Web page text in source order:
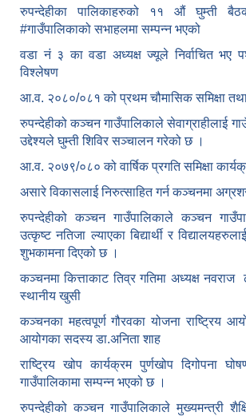
रुपन्देहीका पालिकाहरुको ११ औं घुम्ती
#गाउँपालिकाको सभाहलमा सम्पन्न भएको
वडा नं ३ का वडा अध्यक्ष ज्यूले निर्वाचित भए
विश्लेषण
आ.व. २०८०/०८१ को प्रथम चौमासिक समिक्षा
रुपन्देहीको कञ्चन गाउँपालिकाले सेवाग्राहीलाई
उद्देश्यले घुम्ती शिविर सञ्चालन गरेको छ ।
आ.व. २०७९/०८० को वार्षिक प्रगति समिक्षा
असारे विकासलाई निरुत्साहित गर्न कञ्चनमा
रुपन्देहीको कञ्चन गाउँपालिकाले कञ्चन
उत्कृष्ट नतिजा ल्याएका बिद्यार्थी र
शुभकामना दिएको छ ।
कञ्चनमा कित्ताकाट तिव्र गतिमा अध्यक्ष
स्थानीय खुसी
कञ्चनका महत्वपूर्ण गौरवका योजना राष्ट्रिय
आयोगका सदस्य डा.अनिता शाह
राष्ट्रिय खोप कार्यक्रम पुर्णखोप दिगोपना
गाउँपालिकामा सम्पन्न भएको छ ।
रुपन्देहीको कञ्चन गाउँपालिकाले मुख्यमन्त्री